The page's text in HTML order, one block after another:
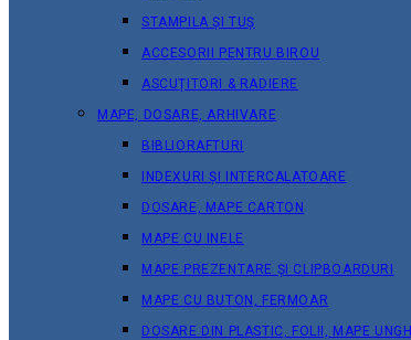
STAMPILA ȘI TUȘ
ACCESORII PENTRU BIROU
ASCUȚITORI & RADIERE
MAPE, DOSARE, ARHIVARE
BIBLIORAFTURI
INDEXURI ȘI INTERCALATOARE
DOSARE, MAPE CARTON
MAPE CU INELE
MAPE PREZENTARE ȘI CLIPBOARDURI
MAPE CU BUTON, FERMOAR
DOSARE DIN PLASTIC, FOLII, MAPE UNGHI